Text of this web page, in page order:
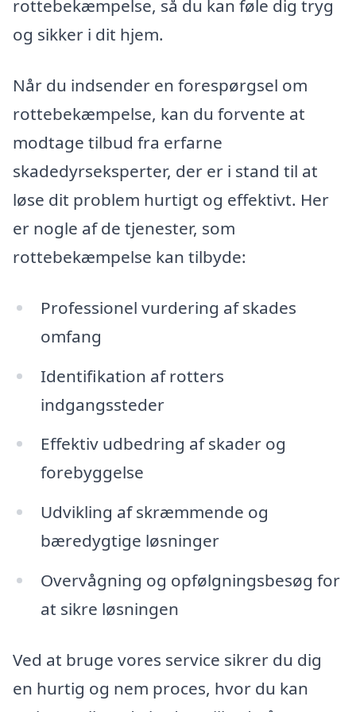
rottebekæmpelse, så du kan føle dig tryg
og sikker i dit hjem.
Når du indsender en forespørgsel om
rottebekæmpelse, kan du forvente at
modtage tilbud fra erfarne
skadedyrseksperter, der er i stand til at
løse dit problem hurtigt og effektivt. Her
er nogle af de tjenester, som
rottebekæmpelse kan tilbyde:
Professionel vurdering af skades
omfang
Identifikation af rotters
indgangssteder
Effektiv udbedring af skader og
forebyggelse
Udvikling af skræmmende og
bæredygtige løsninger
Overvågning og opfølgningsbesøg for
at sikre løsningen
Ved at bruge vores service sikrer du dig
en hurtig og nem proces, hvor du kan